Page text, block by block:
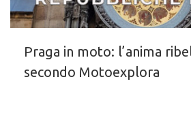
Praga in moto: l’anima
secondo Motoexplora